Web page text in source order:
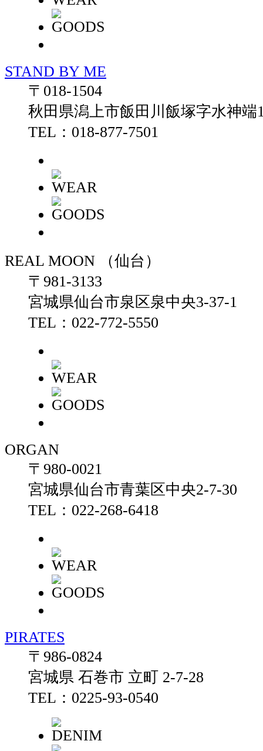
STAND BY ME
〒018-1504
秋田県潟上市飯田川飯塚字水神端
TEL：018-877-7501
REAL MOON （仙台）
〒981-3133
宮城県仙台市泉区泉中央3-37-1
TEL：022-772-5550
ORGAN
〒980-0021
宮城県仙台市青葉区中央2-7-30
TEL：022-268-6418
PIRATES
〒986-0824
宮城県 石巻市 立町 2-7-28
TEL：0225-93-0540